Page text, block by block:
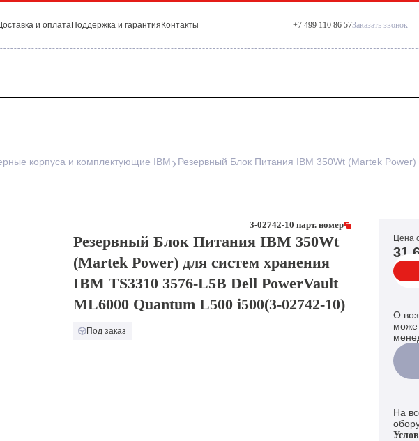
и оплатаПоддержка и гарантия Контакты +7 499 110 86 57Заказать звонок
корпуса и комплектующие IBM
3-02742-10 парт. номер
Резервный Блок Питания IBM 350Wt
(Martek Power) для систем хранения
IBM TS3310 3576-L5B Dell PowerVault
ML6000 Quantum L500 i500(3-02742-10)
Под заказ
Цена
31
О
На